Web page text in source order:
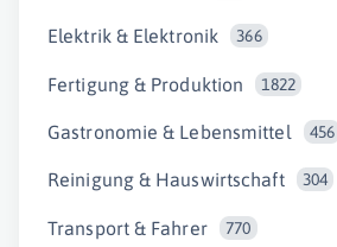
Elektrik & Elektronik 366
Fertigung & Produktion 1822
Gastronomie & Lebensmittel 456
Reinigung & Hauswirtschaft 304
Transport & Fahrer 770